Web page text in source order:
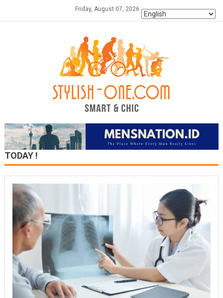
Friday, August 07, 2026
TODAY !